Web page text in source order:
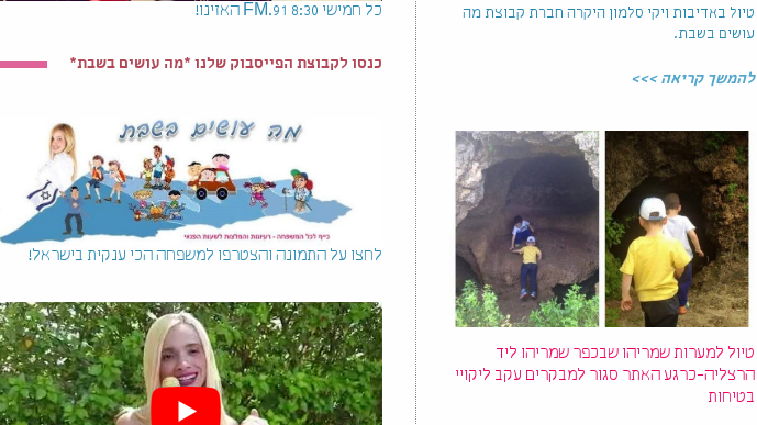
טיול באדיבות ויקי סלמון היקרה חברת קבוצת מה
עושים בשבת.
להמשך קריאה >>>
טיול למערות שמריהו שבכפר שמריהו ליד
הרצליה-כרגע האתר סגור למבקרים עקב ליקויי
בטיחות
כל חמישי 8:30 91.FM האזינו!
כנסו לקבוצת הפייסבוק שלנו *מה עושים בשבת*
לחצו על התמונה והצטרפו למשפחה הכי ענקית בישראל!